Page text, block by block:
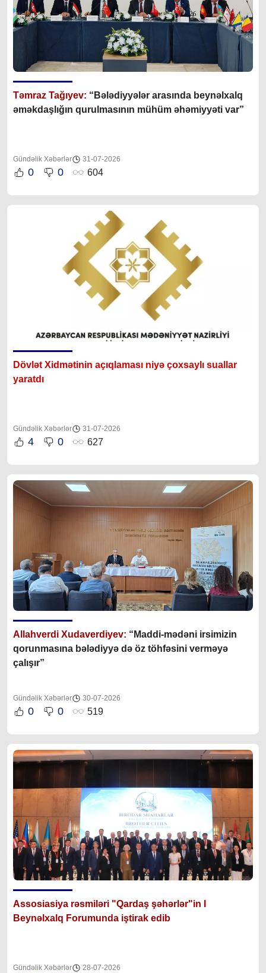
Təmraz Tağıyev: “Bələdiyyələr arasında beynəlxalq
əməkdaşlığın qurulmasının mühüm əhəmiyyəti var”
Gündəlik Xəbərlər 31-07-2026
0 0 604
Dövlət Xidmətinin açıqlaması niyə çoxsaylı suallar
yaratdı
Gündəlik Xəbərlər 31-07-2026
4 0 627
Allahverdi Xudaverdiyev: “Maddi-mədəni irsimizin
qorunmasına bələdiyyə də öz töhfəsini verməyə
çalışır”
Gündəlik Xəbərlər 30-07-2026
0 0 519
Assosiasiya rəsmiləri "Qardaş şəhərlər"in I
Beynəlxalq Forumunda iştirak edib
Gündəlik Xəbərlər 28-07-2026